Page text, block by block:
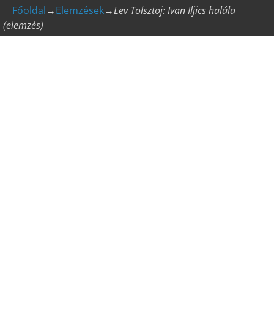
Főoldal→Elemzések→Lev Tolsztoj: Ivan Iljics halála
(elemzés)